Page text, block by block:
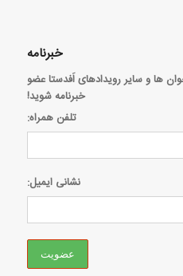
خبرنامه
ها و سایر رویدادهای اَفدستا عضو
خبرنامه شوید!
تلفن همراه:
نشانی ایمیل: